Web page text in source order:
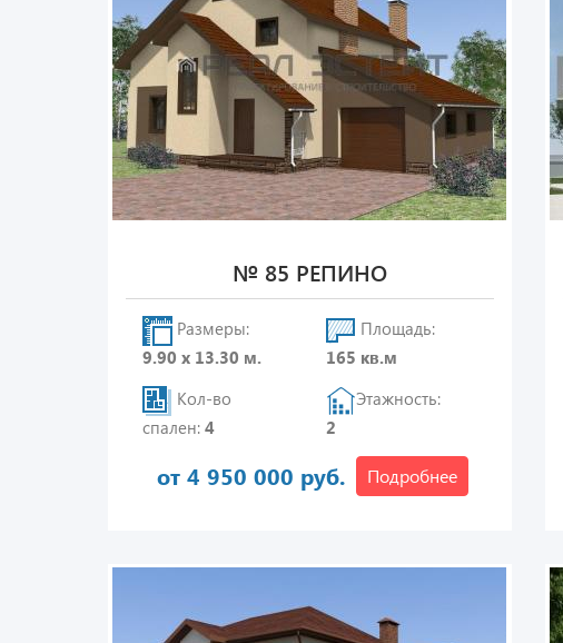
№ 85 РЕПИНО
Размеры:
9.90 х 13.30 м.
Кол-во
спален: 4
Площадь:
165 кв.м
Этажность:
2
от 4 950 000 руб. Подробнее